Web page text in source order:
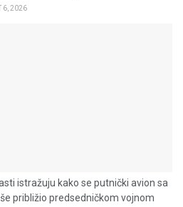
6, 2026
istražuju kako se putnički avion sa
približio predsedničkom vojnom